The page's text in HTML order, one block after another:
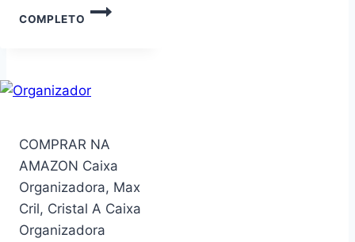
METAL
COMPLETO
ESTANTE
CABIDEIROS
NICHOS
EXPOSITOR
ORGANIZADOR
CLOSET
GUARDA
ROUPAS
COMPRAR NA
AMAZON Caixa
Organizadora, Max
Cril, Cristal A Caixa
Organizadora